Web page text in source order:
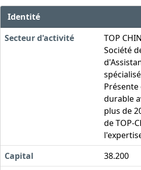
Identité
Secteur d'activité
TOP
Société
durable
plus de
de TOP-
Capital
38.200